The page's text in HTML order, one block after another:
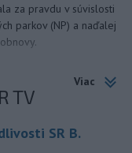
za pravdu v súvislosti
parkov (NP) a naďalej
Viac
TV
SR B.